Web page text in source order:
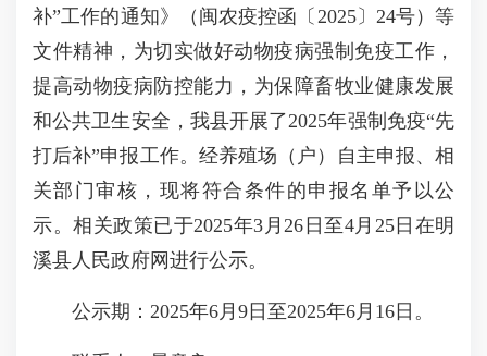
补”工作的通知》（闽农疫控函〔2025〕24号）等
文件精神，为切实做好动物疫病强制免疫工作，
提高动物疫病防控能力，为保障畜牧业健康发展
和公共卫生安全，我县开展了2025年强制免疫“先
打后补”申报工作。经养殖场（户）自主申报、相
关部门审核，现将符合条件的申报名单予以公
示。相关政策已于2025年3月26日至4月25日在明
溪县人民政府网进行公示。
公示期：2025年6月9日至2025年6月16日。